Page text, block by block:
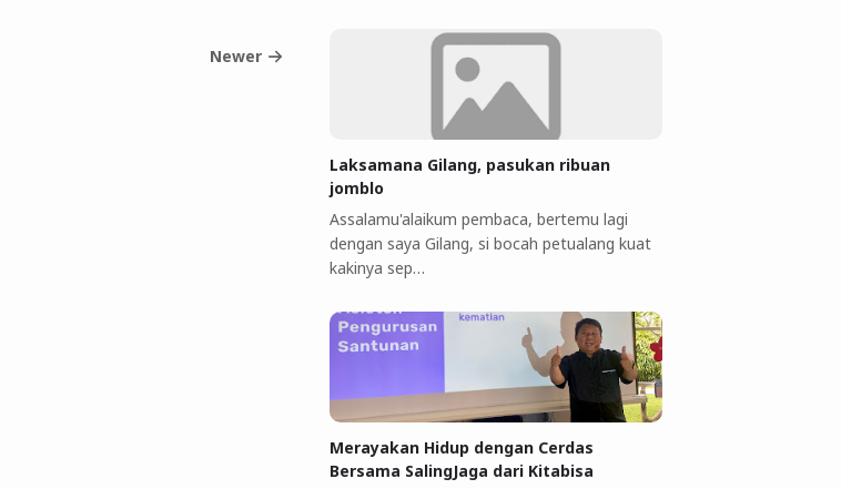
Newer
Laksamana Gilang, pasukan ribuan
jomblo
Assalamu'alaikum pembaca, bertemu lagi
dengan saya Gilang, si bocah petualang kuat
kakinya sep…
Merayakan Hidup dengan Cerdas
Bersama SalingJaga dari Kitabisa